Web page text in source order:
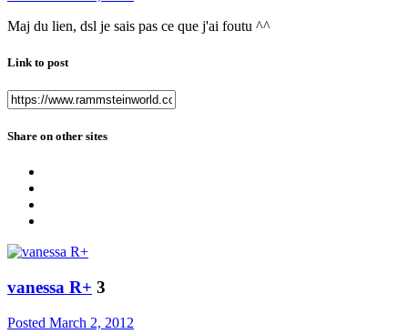
Maj du lien, dsl je sais pas ce que j'ai foutu ^^
Link to post
Share on other sites
vanessa R+ 3
Posted March 2, 2012